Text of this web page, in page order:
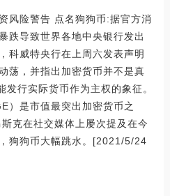
风险警告 点名狗狗币:据官方消
跌导致世界各地中央银行发出
科威特央行在上周六发表声明
荡，并指出加密货币并不是真
发行实际货币作为主权的象征。
）是市值最突出加密货币之
克在社交媒体上屡次提及在今
狗狗币大幅跳水。[2021/5/24